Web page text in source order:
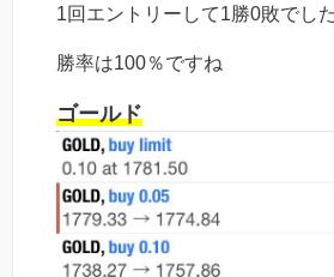
1回エントリーして1勝0敗でし
勝率は100％ですね
ゴールド